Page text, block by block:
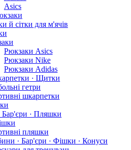
Asics
й сітки для м'ячів
Рюкзаки Asics
Рюкзаки Nike
Рюкзаки Adidas
· Щитки
гетри
шкарпетки
· Пляшки
пляшки
· Бар'єри · Фішки · Конуси